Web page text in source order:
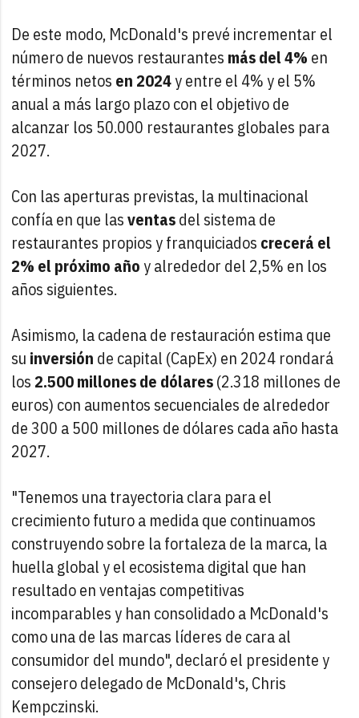
De este modo, McDonald's prevé incrementar el
número de nuevos restaurantes más del 4% en
términos netos en 2024y entre el 4% y el 5%
anual a más largo plazo con el objetivo de
alcanzar los 50.000 restaurantes globales para
2027.
Con las aperturas previstas, la multinacional
confía en que lasventasdel sistema de
restaurantes propios y franquiciados crecerá el
2% el próximo añoy alrededor del 2,5% en los
años siguientes.
Asimismo, la cadena de restauración estima que
su inversión de capital (CapEx) en 2024 rondará
los2.500 millones de dólares(2.318 millones de
euros) con aumentos secuenciales de alrededor
de 300 a 500 millones de dólares cada año hasta
2027.
"Tenemos una trayectoria clara para el
crecimiento futuro a medida que continuamos
construyendo sobre la fortaleza de la marca, la
huella global y el ecosistema digital que han
resultado en ventajas competitivas
incomparables y han consolidado a McDonald's
como una de las marcas líderes de cara al
consumidor del mundo", declaró el presidente y
consejero delegado de McDonald's, Chris
Kempczinski.